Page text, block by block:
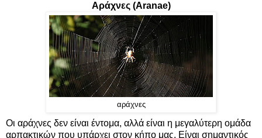
Αράχνες (Aranae)
αράχνες
Οι αράχνες δεν είναι έντομα, αλλά είναι η μεγαλύτερη ομάδα
αρπακτικών που υπάρχει στον κήπο μας. Είναι σημαντικός